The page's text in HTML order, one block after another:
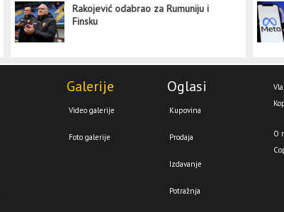
Rakojević odabrao za Rumuniju i
Finsku
Galerije
Video galerije
Foto galerije
Oglasi
Kupovina
Prodaja
Izdavanje
Potražnja
O